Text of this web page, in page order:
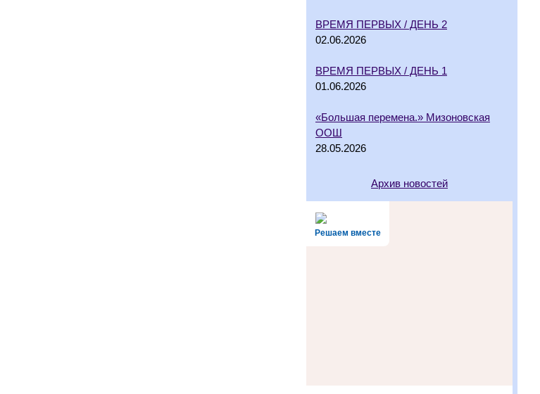
ВРЕМЯ ПЕРВЫХ / ДЕНЬ 2
02.06.2026
ВРЕМЯ ПЕРВЫХ / ДЕНЬ 1
01.06.2026
«Большая перемена.» Мизоновская
ООШ
28.05.2026
Архив новостей
Решаем вместе